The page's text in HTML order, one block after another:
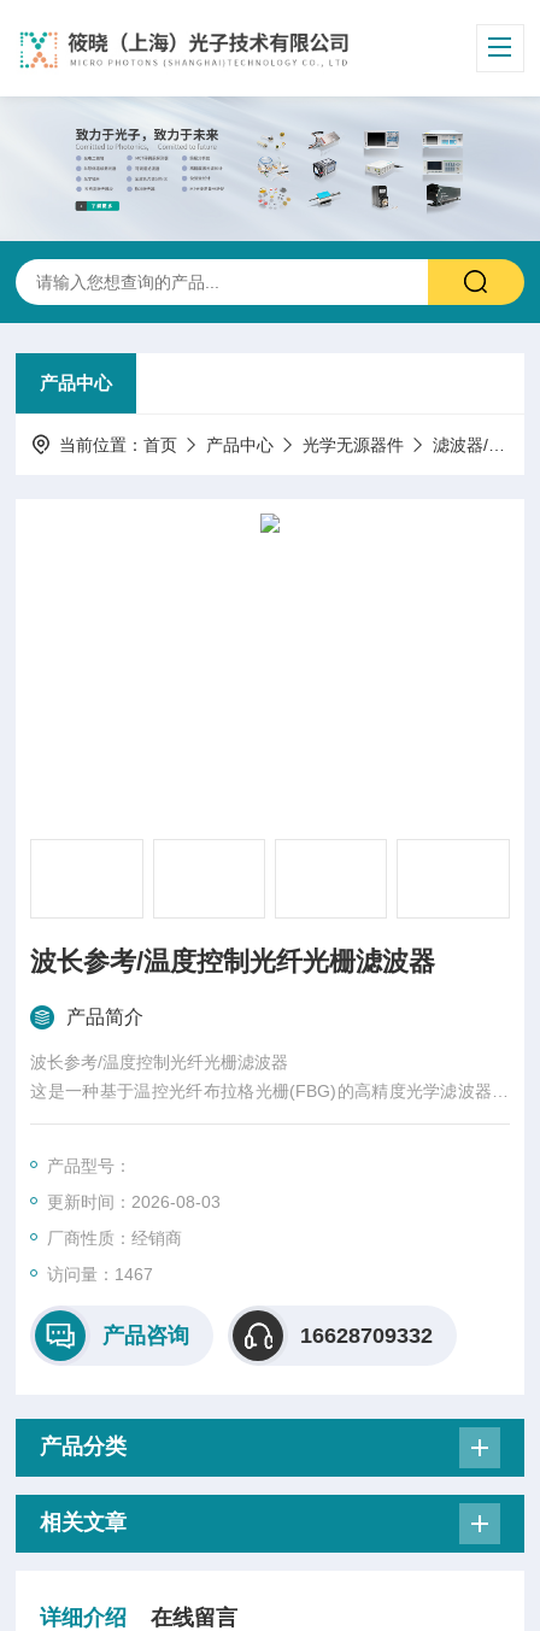
产品中心
当前位置：首页 产品中心 光学无源器件 滤波器/标准具
波长参考/温度控制光纤光栅滤波器
产品简介
波长参考/温度控制光纤光栅滤波器
这是一种基于温控光纤布拉格光栅(FBG)的高精度光学滤波器。
由于精确的电子控制，它也可以作为波长参考，jue对精度达到
以联系我们您需要的光栅。
产品型号：
更新时间：2026-08-03
厂商性质：经销商
访问量：1467
产品咨询 16628709332
产品分类
相关文章
详细介绍 在线留言